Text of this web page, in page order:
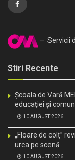
– Servicii
Stiri Recente
Școala de Vară
educației și
10 AUGUST 2026
„Floare de colț”
urca pe scenă
10 AUGUST 2026